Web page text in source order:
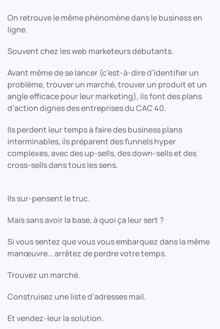
On retrouve le même phénomène dans le business en
ligne.
Souvent chez les web marketeurs débutants.
Avant même de se lancer (c’est-à-dire d’identifier un
problème, trouver un marché, trouver un produit et un
angle efficace pour leur marketing), ils font des plans
d’action dignes des entreprises du CAC 40.
Ils perdent leur temps à faire des business plans
interminables, ils préparent des funnels hyper
complexes, avec des up-sells, des down-sells et des
cross-sells dans tous les sens.
Ils sur-pensent le truc.
Mais sans avoir la base, à quoi ça leur sert ?
Si vous sentez que vous vous embarquez dans la même
manœuvre… arrêtez de perdre votre temps.
Trouvez un marché.
Construisez une liste d’adresses mail.
Et vendez-leur la solution.